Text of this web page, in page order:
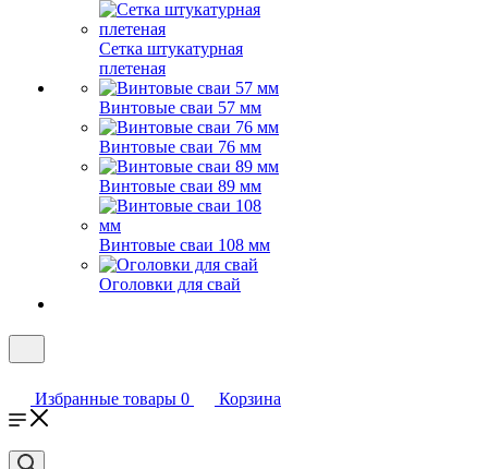
Сетка штукатурная
плетеная
Винтовые сваи 57 мм
Винтовые сваи 76 мм
Винтовые сваи 89 мм
Винтовые сваи 108 мм
Оголовки для свай
Избранные товары 0 Корзина